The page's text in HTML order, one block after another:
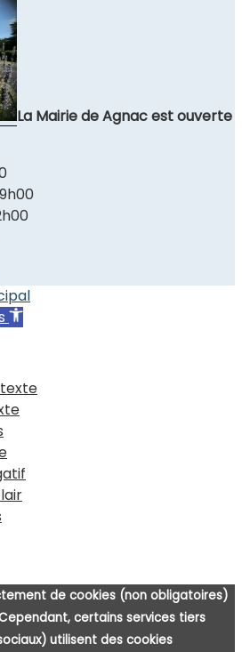
La Mairie de Agnac est ouverte
de cookies (non obligatoires)
certains services tiers
utilisent des cookies